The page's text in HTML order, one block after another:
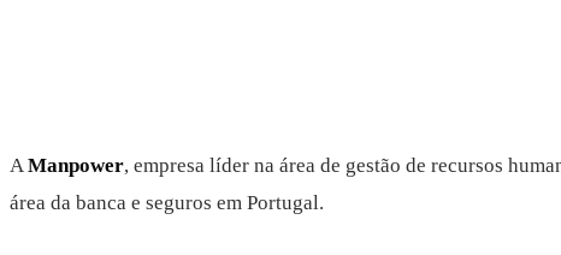
AManpower, empresa líder na área de gestão de recursos
área da banca e seguros em Portugal.